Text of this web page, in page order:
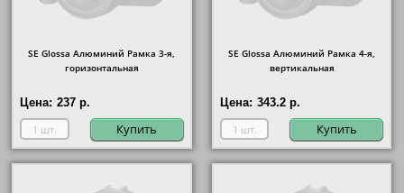
SE Glossa Алюминий Рамка 3-я,
горизонтальная
Цена: 237 р.
Купить
SE Glossa Алюминий Рамка 4-я,
вертикальная
Цена: 343.2 р.
Купить